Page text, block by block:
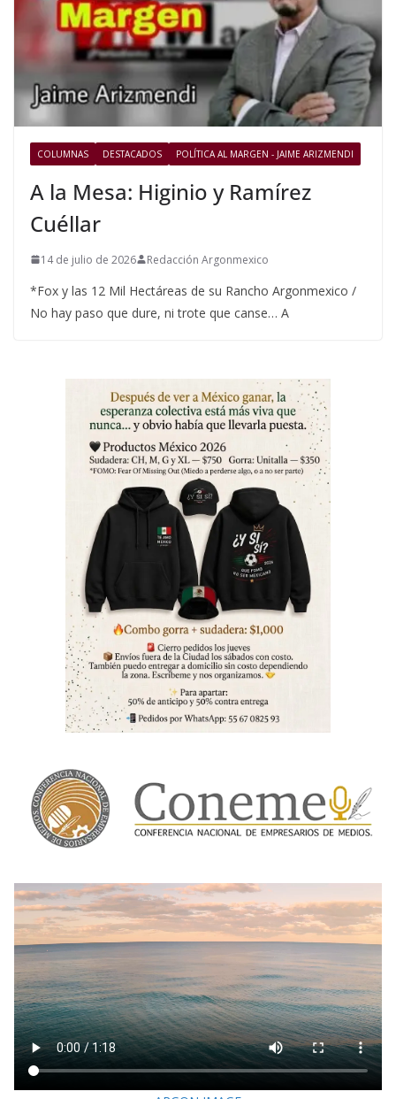
COLUMNAS DESTACADOS POLÍTICA AL MARGEN - JAIME ARIZMENDI
A la Mesa: Higinio y Ramírez
Cuéllar
14 de julio de 2026 Redacción Argonmexico
*Fox y las 12 Mil Hectáreas de su Rancho Argonmexico /
No hay paso que dure, ni trote que canse… A